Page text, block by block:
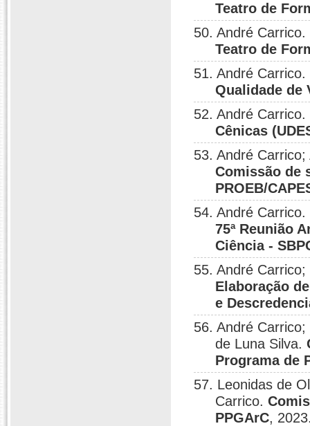
Teatro de
50. André Carrico.
Teatro de
51. André Carrico.
Qualidade de
52. André Carrico.
Cênicas
53. André
Comissão de
PROEB/
54. André Carrico.
75ª Reunião
Ciência -
55. André
Elaboração
e
56. André
de Luna Silva.
Programa de
57. Leonidas de
Carrico.
PPGArC,